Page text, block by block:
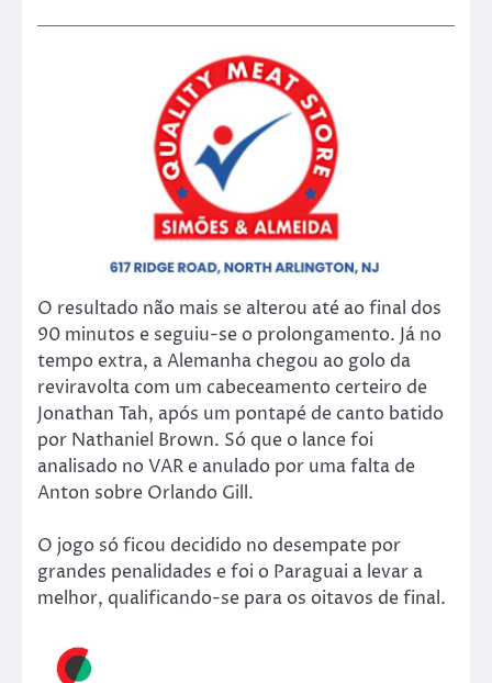
O resultado não mais se alterou até ao final dos
90 minutos e seguiu-se o prolongamento. Já no
tempo extra, a Alemanha chegou ao golo da
reviravolta com um cabeceamento certeiro de
Jonathan Tah, após um pontapé de canto batido
por Nathaniel Brown. Só que o lance foi
analisado no VAR e anulado por uma falta de
Anton sobre Orlando Gill.
O jogo só ficou decidido no desempate por
grandes penalidades e foi o Paraguai a levar a
melhor, qualificando-se para os oitavos de final.